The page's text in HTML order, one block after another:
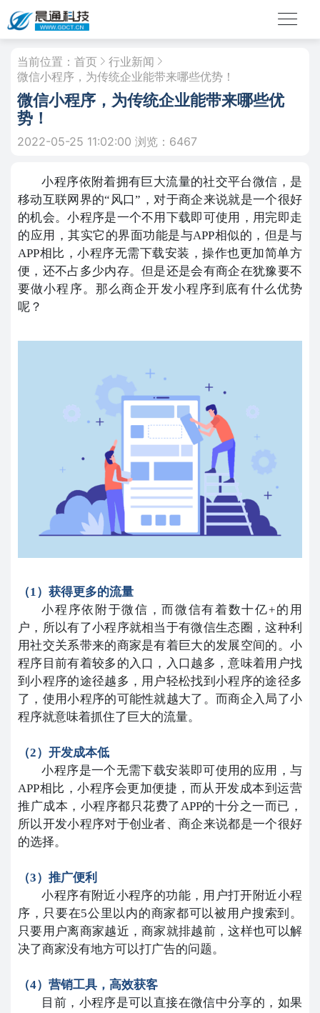
当前位置： 首页
行业新闻
微信小程序，为传统企业能带来哪些优势！
微信小程序，为传统企业能带来哪些优
势！
2022-05-25 11:02:00 浏览：6467
小程序依附着拥有巨大流量的社交平台微信，是
移动互联网界的“风口”，对于商企来说就是一个很好
的机会。小程序是一个不用下载即可使用，用完即走
的应用，其实它的界面功能是与APP相似的，但是与
APP相比，小程序无需下载安装，操作也更加简单方
便，还不占多少内存。但是还是会有商企在犹豫要不
要做小程序。那么商企开发小程序到底有什么优势
呢？
（1）获得更多的流量
小程序依附于微信，而微信有着数十亿+的用
户，所以有了小程序就相当于有微信生态圈，这种利
用社交关系带来的商家是有着巨大的发展空间的。小
程序目前有着较多的入口，入口越多，意味着用户找
到小程序的途径越多，用户轻松找到小程序的途径多
了，使用小程序的可能性就越大了。而商企入局了小
程序就意味着抓住了巨大的流量。
（2）开发成本低
小程序是一个无需下载安装即可使用的应用，与
APP相比，小程序会更加便捷，而从开发成本到运营
推广成本，小程序都只花费了APP的十分之一而已，
所以开发小程序对于创业者、商企来说都是一个很好
的选择。
（3）推广便利
小程序有附近小程序的功能，用户打开附近小程
序，只要在5公里以内的商家都可以被用户搜索到。
只要用户离商家越近，商家就排越前，这样也可以解
决了商家没有地方可以打广告的问题。
（4）营销工具，高效获客
目前，小程序是可以直接在微信中分享的，如果